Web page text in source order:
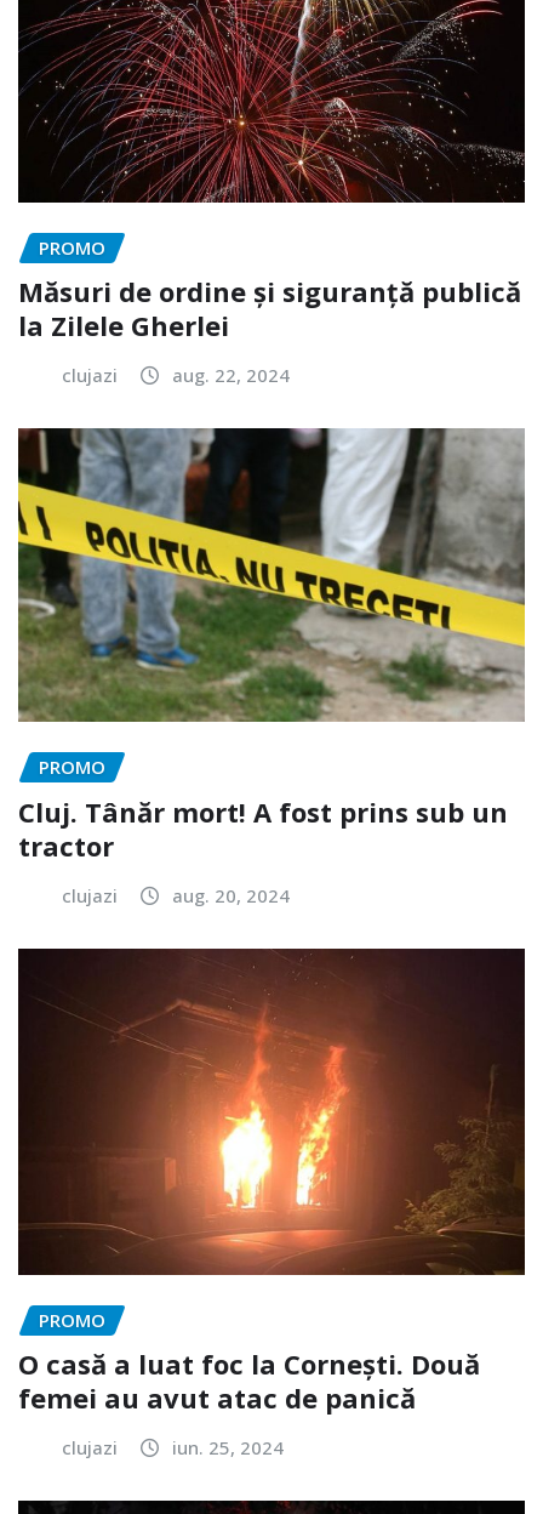
PROMO
Măsuri de ordine și siguranță publică
la Zilele Gherlei
clujazi aug. 22, 2024
PROMO
Cluj. Tânăr mort! A fost prins sub un
tractor
clujazi aug. 20, 2024
PROMO
O casă a luat foc la Cornești. Două
femei au avut atac de panică
clujazi iun. 25, 2024